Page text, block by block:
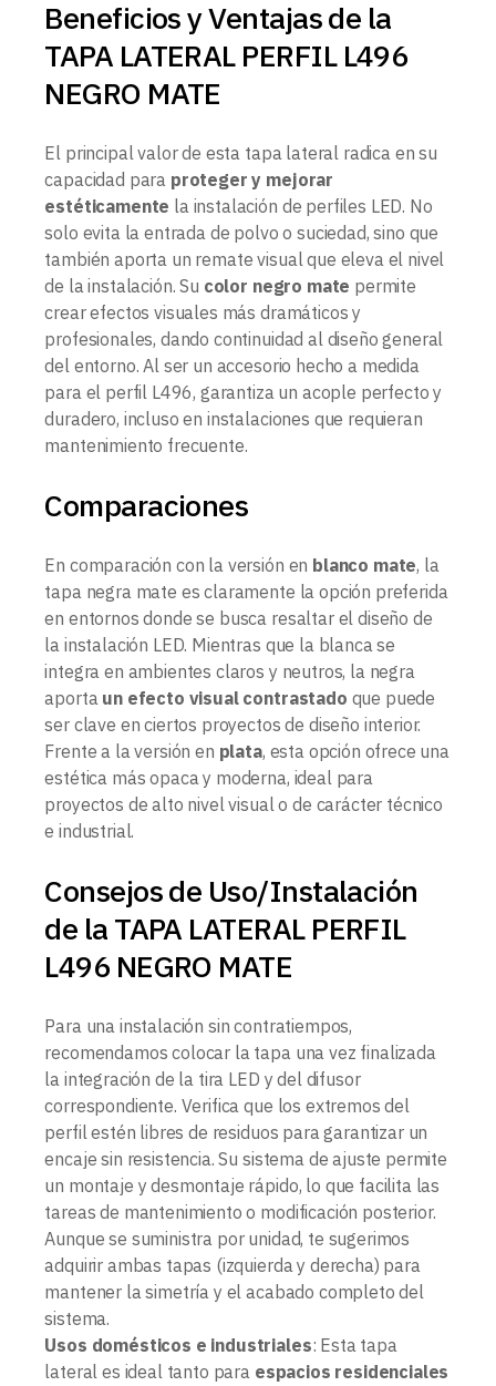
Beneficios y Ventajas de la
TAPA LATERAL PERFIL L496
NEGRO MATE
El principal valor de esta tapa lateral radica en su
capacidad para proteger y mejorar
estéticamente la instalación de perfiles LED. No
solo evita la entrada de polvo o suciedad, sino que
también aporta un remate visual que eleva el nivel
de la instalación. Su color negro mate permite
crear efectos visuales más dramáticos y
profesionales, dando continuidad al diseño general
del entorno. Al ser un accesorio hecho a medida
para el perfil L496, garantiza un acople perfecto y
duradero, incluso en instalaciones que requieran
mantenimiento frecuente.
Comparaciones
En comparación con la versión en blanco mate, la
tapa negra mate es claramente la opción preferida
en entornos donde se busca resaltar el diseño de
la instalación LED. Mientras que la blanca se
integra en ambientes claros y neutros, la negra
aporta un efecto visual contrastado que puede
ser clave en ciertos proyectos de diseño interior.
Frente a la versión en plata, esta opción ofrece una
estética más opaca y moderna, ideal para
proyectos de alto nivel visual o de carácter técnico
e industrial.
Consejos de Uso/Instalación
de la TAPA LATERAL PERFIL
L496 NEGRO MATE
Para una instalación sin contratiempos,
recomendamos colocar la tapa una vez finalizada
la integración de la tira LED y del difusor
correspondiente. Verifica que los extremos del
perfil estén libres de residuos para garantizar un
encaje sin resistencia. Su sistema de ajuste permite
un montaje y desmontaje rápido, lo que facilita las
tareas de mantenimiento o modificación posterior.
Aunque se suministra por unidad, te sugerimos
adquirir ambas tapas (izquierda y derecha) para
mantener la simetría y el acabado completo del
sistema.
Usos domésticos e industriales: Esta tapa
lateral es ideal tanto para espacios residenciales